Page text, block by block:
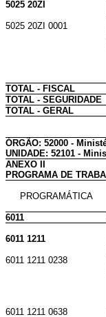
5025 20ZI
5025 20ZI 0001
TOTAL - FISCAL
TOTAL - SEGURIDADE
TOTAL - GERAL
ÓRGÃO: 52000 -
UNIDADE: 52101 -
ANEXO II
PROGRAMA DE
PROGRAMÁTICA
6011
6011 1211
6011 1211 0238
6011 1211 0638